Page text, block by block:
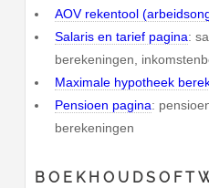
AOV rekentool
Salaris en tarief pagina:
berekeningen,
Maximale hypotheek
Pensioen pagina:
berekeningen